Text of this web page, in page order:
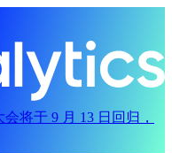
将于 9 月 13 日回归，